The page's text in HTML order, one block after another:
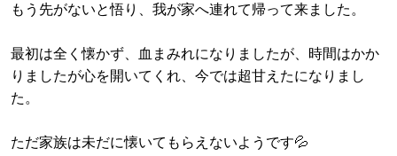
もう先がないと悟り、我が家へ連れて帰って来ました。
最初は全く懐かず、血まみれになりましたが、時間はかか
りましたが心を開いてくれ、今では超甘えたになりまし
た。
ただ家族は未だに懐いてもらえないようです💦